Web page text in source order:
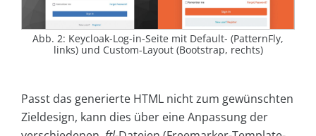
Abb. 2: Keycloak-Log-in-Seite mit Default- (PatternFly,
links) und Custom-Layout (Bootstrap, rechts)
Passt das generierte HTML nicht zum gewünschten
Zieldesign, kann dies über eine Anpassung der